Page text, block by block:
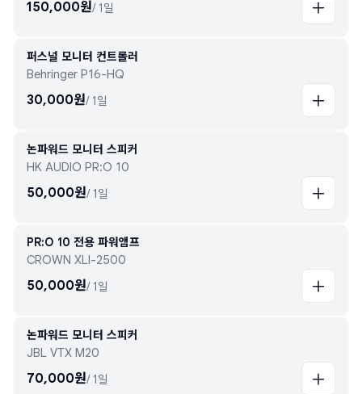
150,000원/ 1일
퍼스널 모니터 컨트롤러
Behringer P16-HQ
30,000원/ 1일
논파워드 모니터 스피커
HK AUDIO PR:O 10
50,000원/ 1일
PR:O 10 전용 파워앰프
CROWN XLI-2500
50,000원/ 1일
논파워드 모니터 스피커
JBL VTX M20
70,000원/ 1일